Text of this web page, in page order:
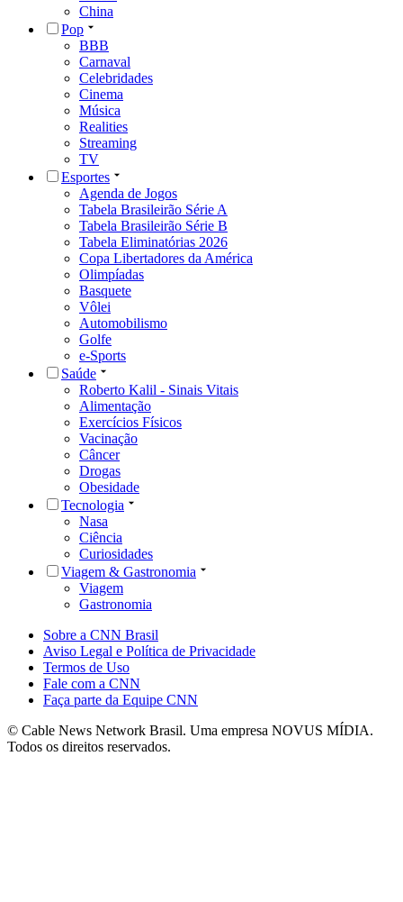
China
Pop
BBB
Carnaval
Celebridades
Cinema
Música
Realities
Streaming
TV
Esportes
Agenda de Jogos
Tabela Brasileirão Série A
Tabela Brasileirão Série B
Tabela Eliminatórias 2026
Copa Libertadores da América
Olimpíadas
Basquete
Vôlei
Automobilismo
Golfe
e-Sports
Saúde
Roberto Kalil - Sinais Vitais
Alimentação
Exercícios Físicos
Vacinação
Câncer
Drogas
Obesidade
Tecnologia
Nasa
Ciência
Curiosidades
Viagem & Gastronomia
Viagem
Gastronomia
Sobre a CNN Brasil
Aviso Legal e Política de Privacidade
Termos de Uso
Fale com a CNN
Faça parte da Equipe CNN
© Cable News Network Brasil. Uma empresa NOVUS MÍDIA.
Todos os direitos reservados.